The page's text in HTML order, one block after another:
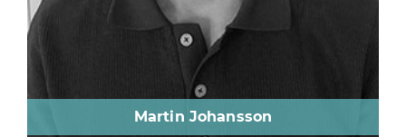
Martin Johansson